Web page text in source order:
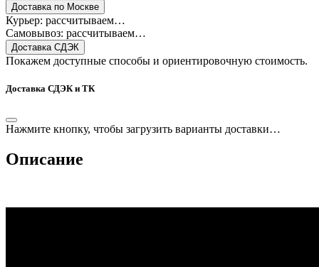
Доставка по Москве
Курьер: рассчитываем…
Самовывоз: рассчитываем…
Доставка СДЭК
Покажем доступные способы и ориентировочную стоимость.
Доставка СДЭК и ТК
Нажмите кнопку, чтобы загрузить варианты доставки…
Описание